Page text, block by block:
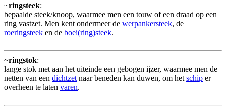
~ringsteek:
bepaalde steek/knoop, waarmee men een touw of een draad op een
ring vastzet. Men kent ondermeer de werpankersteek, de
roeringsteek en de boei(ring)steek.
~ringstok:
lange stok met aan het uiteinde een gebogen ijzer, waarmee men de
netten van een dichtzet naar beneden kan duwen, om het schip er
overheen te laten varen.